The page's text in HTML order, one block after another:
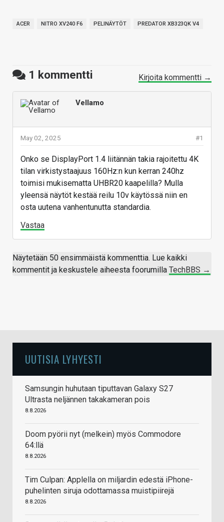
ACER NITRO XV240 F6 PELINÄYTÖT PREDATOR XB323QK V4
1 kommentti Kirjoita kommentti →
Vellamo
#1
May 02, 2025
Onko se DisplayPort 1.4 liitännän takia rajoitettu 4K
tilan virkistystaajuus 160Hz:n kun kerran 240hz
toimisi mukisematta UHBR20 kaapelilla? Mulla
yleensä näytöt kestää reilu 10v käytössä niin en
osta uutena vanhentunutta standardia.
Vastaa
Näytetään 50 ensimmäistä kommenttia. Lue kaikki
kommentit ja keskustele aiheesta foorumilla TechBBS →
UUTISIA LYHYESTI
Samsungin huhutaan tiputtavan Galaxy S27
Ultrasta neljännen takakameran pois
8.8.2026
Doom pyörii nyt (melkein) myös Commodore
64:llä
8.8.2026
Tim Culpan: Applella on miljardin edestä iPhone-
puhelinten siruja odottamassa muistipiirejä
8.8.2026